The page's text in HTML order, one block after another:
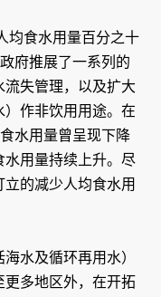
均食水用量百分之十
府推展了一系列的
失管理，以及扩大
作非饮用用途。在
水用量曾呈现下降
用量持续上升。尽
的减少人均食水用
水及循环再用水）
多地区外，在开拓